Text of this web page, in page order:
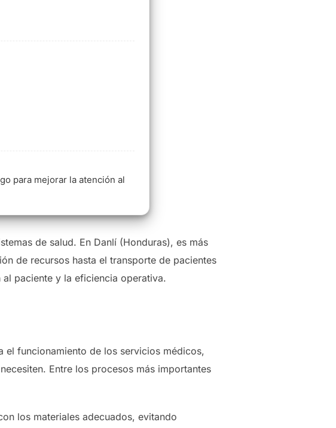
para mejorar la atención al
de salud. En Danlí (Honduras), es más
de recursos hasta el transporte de pacientes
paciente y la eficiencia operativa.
el funcionamiento de los servicios médicos,
Entre los procesos más importantes
los materiales adecuados, evitando